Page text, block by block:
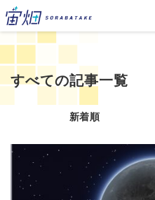
すべての記事一覧
新着順